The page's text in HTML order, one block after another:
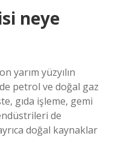
neye
yarım yüzyılın
petrol ve doğal gaz
gıda işleme, gemi
de
doğal kaynaklar